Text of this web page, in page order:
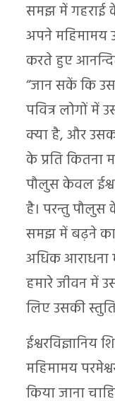
समझ में गहराई
अपने महिमामय
करते हुए
“जान सकें कि
पवित्र लोगों में
क्या है, और
के प्रति कितना
पौलुस केवल
है। परन्तु पौलुस
समझ में बढ़ने का
अधिक आराधना
हमारे जीवन में
लिए उसकी
महिमामय
किया जाना